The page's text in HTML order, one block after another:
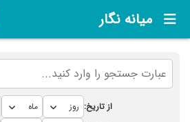
میانه نگار
از تاریخ: